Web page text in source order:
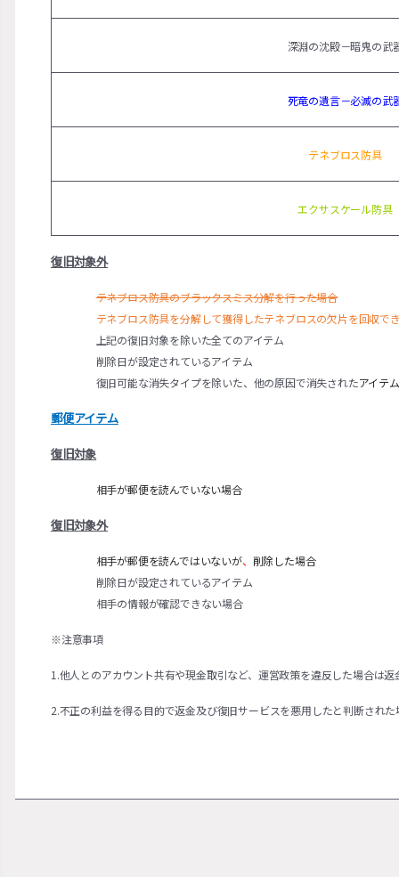
深淵の沈殿－暗鬼の武
死竜の遺言－必滅の武
テネブロス防具
エクサスケール防具
復旧対象外
テネブロス防具のブラックスミス分解を行った場合
テネブロス防具を分解して獲得したテネブロスの欠片を回収で
上記の復旧対象を除いた全てのアイテム
削除日が設定されているアイテム
復旧可能な消失タイプを除いた、他の原因で消失されたアイテム
郵便アイテム
復旧対象
相手が郵便を読んでいない場合
復旧対象外
相手が郵便を読んではいないが、 削除した場合
削除日が設定されているアイテム
相手の情報が確認できない場合
※注意事項
1.他人とのアカウント共有や現金取引など、運営政策を違反した場合は
2.不正の利益を得る目的で返金及び復旧サービスを悪用したと判断され